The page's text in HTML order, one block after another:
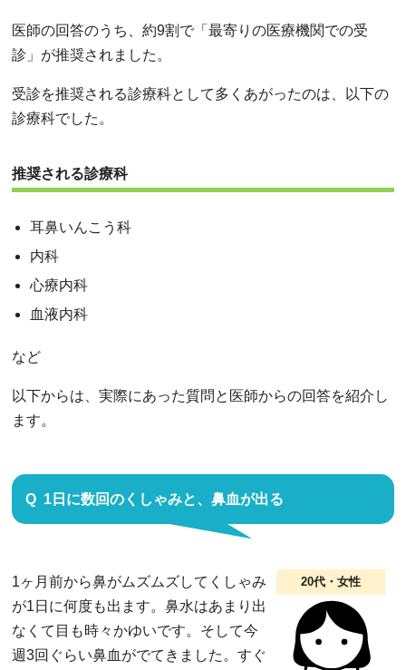
医師の回答のうち、約9割で「最寄りの医療機関での受
診」が推奨されました。
受診を推奨される診療科として多くあがったのは、以下の
診療科でした。
推奨される診療科
耳鼻いんこう科
内科
心療内科
血液内科
など
以下からは、実際にあった質問と医師からの回答を紹介し
ます。
1日に数回のくしゃみと、鼻血が出る
20代・女性
1ヶ月前から鼻がムズムズしてくしゃみ
が1日に何度も出ます。鼻水はあまり出
なくて目も時々かゆいです。そして今
週3回ぐらい鼻血がでてきました。すぐ